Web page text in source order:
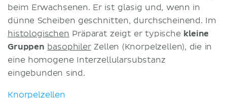
beim Erwachsenen. Er ist glasig und, wenn in
dünne Scheiben geschnitten, durchscheinend. Im
histologischen Präparat zeigt er typische kleine
Gruppen basophilerZellen (Knorpelzellen), die in
eine homogene Interzellularsubstanz
eingebunden sind.
Knorpelzellen